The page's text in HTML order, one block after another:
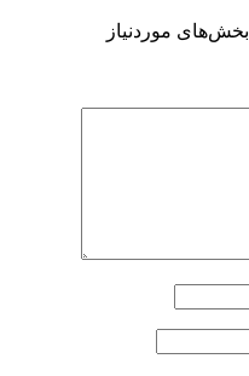
بخش‌های موردنیاز